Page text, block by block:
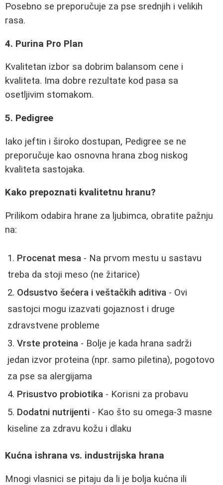
Posebno se preporučuje za pse srednjih i velikih
rasa.
4. Purina Pro Plan
Kvalitetan izbor sa dobrim balansom cene i
kvaliteta. Ima dobre rezultate kod pasa sa
osetljivim stomakom.
5. Pedigree
Iako jeftin i široko dostupan, Pedigree se ne
preporučuje kao osnovna hrana zbog niskog
kvaliteta sastojaka.
Kako prepoznati kvalitetnu hranu?
Prilikom odabira hrane za ljubimca, obratite pažnju
na:
Procenat mesa - Na prvom mestu u sastavu
treba da stoji meso (ne žitarice)
Odsustvo šećera i veštačkih aditiva - Ovi
sastojci mogu izazvati gojaznost i druge
zdravstvene probleme
Vrste proteina - Bolje je kada hrana sadrži
jedan izvor proteina (npr. samo piletina), pogotovo
za pse sa alergijama
Prisustvo probiotika - Korisni za probavu
Dodatni nutrijenti - Kao što su omega-3 masne
kiseline za zdravu kožu i dlaku
Kućna ishrana vs. industrijska hrana
Mnogi vlasnici se pitaju da li je bolja kućna ili